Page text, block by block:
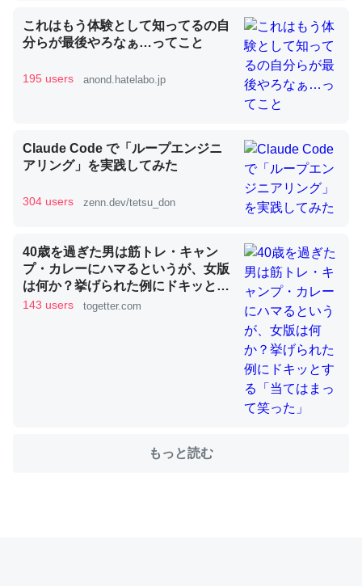
論文では「淡水はカルシウムも酸素も不足してて両方に不
利だから両方が拮抗してるのでは」とあって面白い。海に
ずキチンを強化してる筈だが、酵素が違うのか？
─ニュース :: 【研究発表】昆虫学の大問題＝「昆虫はなぜ海にいな
いのか」に関する新仮説
これを元に考えるとカルシウムを大量に使う脊椎動物と貝
類は苦労してるんだな…。腹足類だと殻を無くしてナメク
─ニュース :: 【研究発表】昆虫学の大問題＝「昆虫はなぜ海にいな
ウチもEchoを実家に置いて４年。でたまに覗いてる。ぼ
これはもう体験として知ってるの自
分らが最後やろなぁ…ってこと
195 users anond.hatelabo.jp
Claude Code で「ループエンジニ
アリング」を実践してみた
304 users zenn.dev/tetsu_don
40歳を過ぎた男は筋トレ・キャン
プ・カレーにハマるというが、女版
は何か？挙げられた例にドキッとす
る「当てはまって笑った」
143 users togetter.com
もっと読む